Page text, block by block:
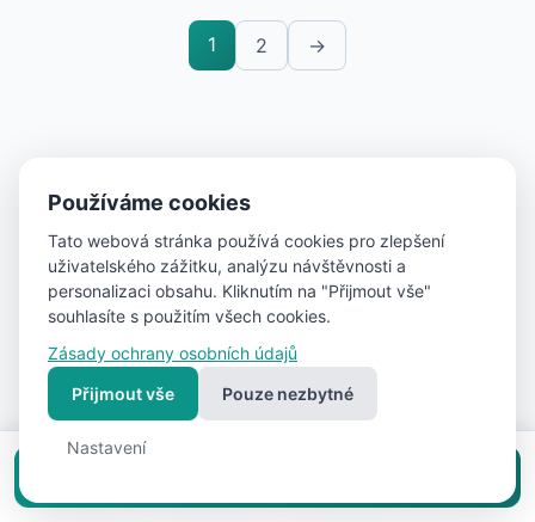
1 2 →
Další typy nemovitostí
Prodej bytů Prodej pozemků Prodej garáží
Prodej komerčních nemovitostí
V dalších městech
Praha(19)
Používáme cookies
Tato webová stránka používá cookies pro zlepšení
uživatelského zážitku, analýzu návštěvnosti a
personalizaci obsahu. Kliknutím na "Přijmout vše"
souhlasíte s použitím všech cookies.
Zásady ochrany osobních údajů
Přijmout vše
Pouze nezbytné
Nastavení